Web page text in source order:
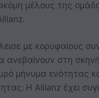
μέλους της
με κορυφαίους
ανεβαίνουν στη
μήνυμα ενότητας
Η Allianz έχει